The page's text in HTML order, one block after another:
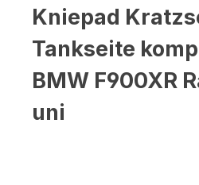
Kniepad
Tankseite
BMW F900XR
uni